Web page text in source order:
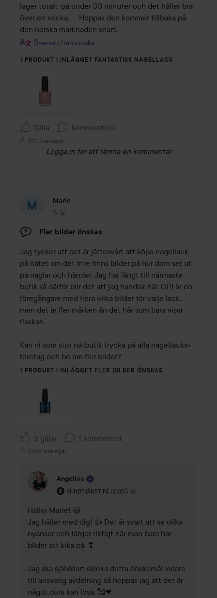
lager totalt, på under 30 minuter och det håller bra
över en vecka.     Hoppas den kommer tillbaka på
den norska marknaden snart.
Översatt från norska
1 PRODUKT I INLÄGGET FANTASTISK NAGELLACK
Gilla Kommentera
1701 visningar
Logga in för att lämna en kommentar
Marie
3 år
Inlägget skapades 3 år
Fler bilder önskas
Jag tycker att det är jättesvårt att köpa nagellack
på nätet om det inte finns bilder på hur dom ser ut
på naglar och händer. Jag har långt till närmaste
butik så därför blir det att jag handlar här. OPI är en
föregångare med flera olika bilder för varje lack,
men det är fler märken än det här som bara visar
flaskan.
Kan ni som stor nätbutik trycka på alla nagellacks-
företag och be om fler bilder?
1 PRODUKT I INLÄGGET FLER BILDER ÖNSKAS
3 gillar 1 kommentar
3750 visningar
Angelica
KUNDTJÄNST PÅ LYKO
Användarens roll: Kundtjänst på Lyko.
3 år
Kommentaren lades 3 år
Halloj Marie! 😃
Jag håller med dig! 👍 Det är svårt att se olika
nyanser och färger riktigt när man bara har
bilder att kika på. ❣
Jag ska självklart skicka detta önskemål vidare
till ansvarig avdelning så hoppas jag att det är
något dom kan lösa. 🥰❤